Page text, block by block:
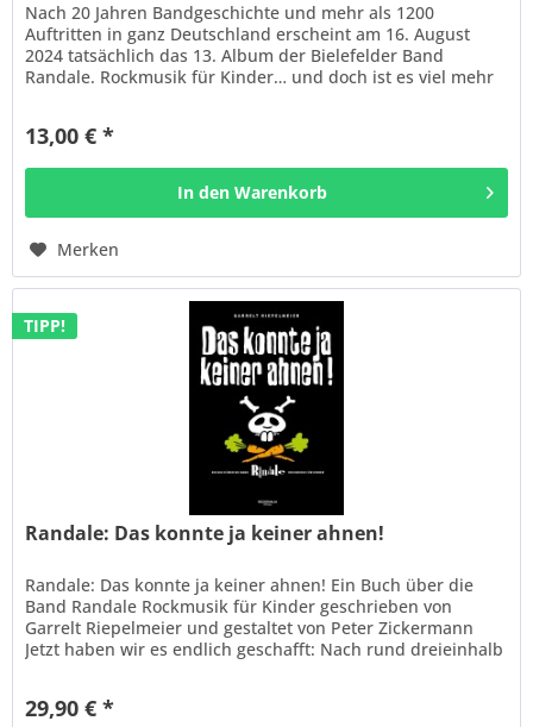
Nach 20 Jahren Bandgeschichte und mehr als 1200
Auftritten in ganz Deutschland erscheint am 16. August
2024 tatsächlich das 13. Album der Bielefelder Band
Randale. Rockmusik für Kinder… und doch ist es viel mehr
13,00 € *
In den Warenkorb
Merken
TIPP!
Randale: Das konnte ja keiner ahnen!
Randale: Das konnte ja keiner ahnen! Ein Buch über die
Band Randale Rockmusik für Kinder geschrieben von
Garrelt Riepelmeier und gestaltet von Peter Zickermann
Jetzt haben wir es endlich geschafft: Nach rund dreieinhalb
29,90 € *